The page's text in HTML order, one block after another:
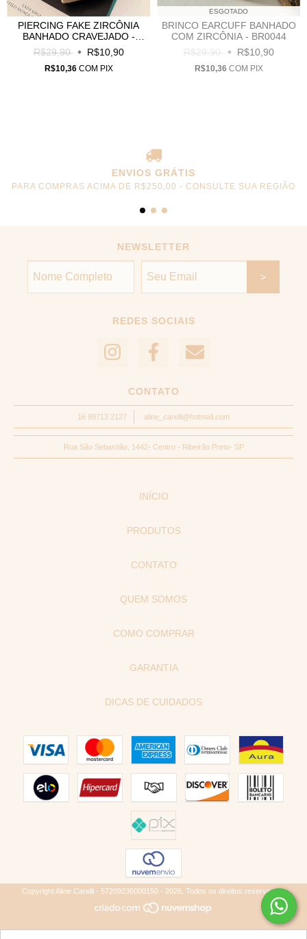
PIERCING FAKE ZIRCÔNIA
BANHADO CRAVEJADO -
PF0002
R$29,90 R$10,90
R$10,36 COM PIX
ESGOTADO
BRINCO EARCUFF BANHADO
COM ZIRCÔNIA - BR0044
R$29,90
R$10,90
R$10,36 COM PIX
ENVIOS GRÁTIS
PARA COMPRAS ACIMA DE R$250,00 - CONSULTE SUA REGIÃO
NEWSLETTER
REDES SOCIAIS
CONTATO
16 99713 2127 aline_carelli@hotmail.com
Rua São Sebastião, 1442- Centro - Ribeirão Preto- SP
INÍCIO
PRODUTOS
CONTATO
QUEM SOMOS
COMO COMPRAR
GARANTIA
DICAS DE CUIDADOS
Copyright Aline Carelli - 57209236000150 - 2026. Todos os direitos reservados.